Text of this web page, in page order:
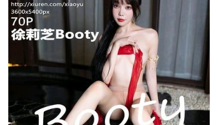
Natsuko夏夏子 – NO.16 宫本武藏女仆 [38P-276M]
24
蜜桃社 – 2016.05.04 VOL.008 萌美Moemi[80+1P236M]
是三不是世w – NO.19 恶毒白兔 [40P_255MB]
[Xiuren秀人网]2025.05.28 NO.10336 唐翩翩[63+1P/616MB]
2025-12-19
[Xiuren秀人网]2024.12.06 NO.9555 Candy糖糖
[76+1P/696MB] 2025-05-28